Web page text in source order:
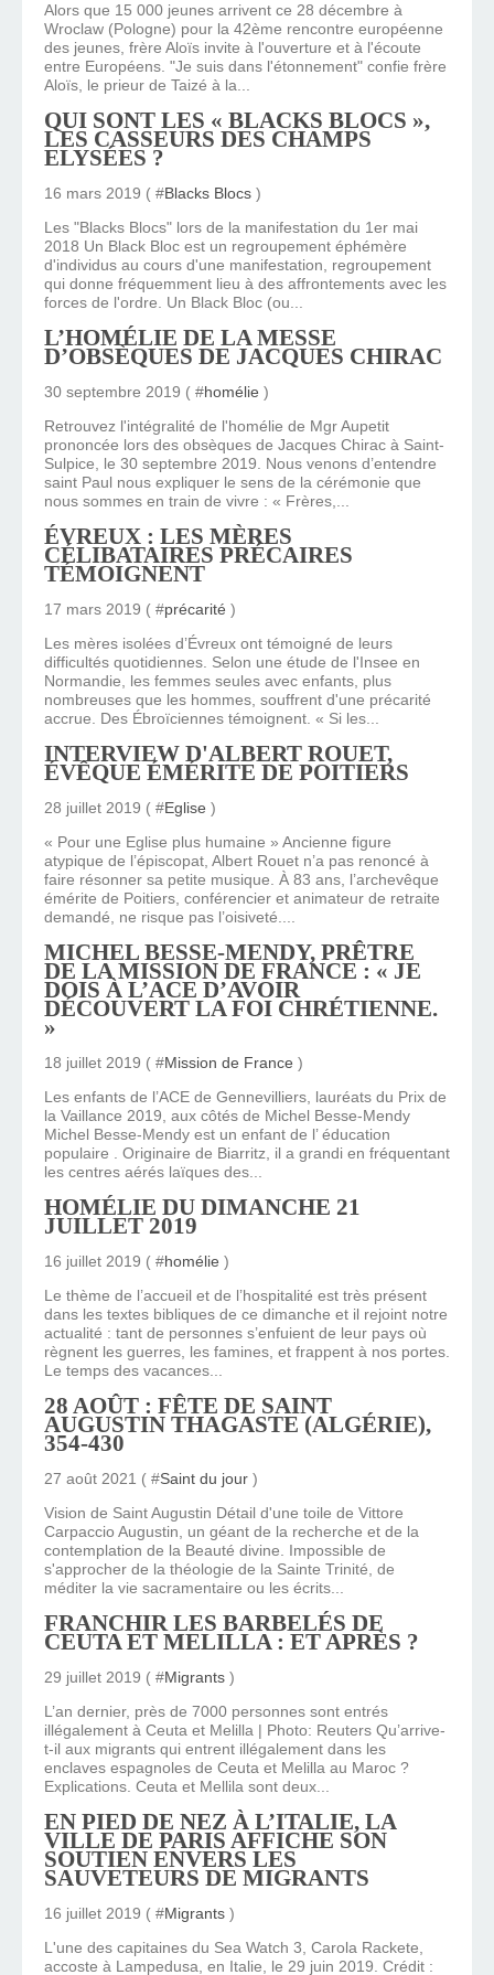
Alors que 15 000 jeunes arrivent ce 28 décembre à
Wroclaw (Pologne) pour la 42ème rencontre européenne
des jeunes, frère Aloïs invite à l'ouverture et à l'écoute
entre Européens. "Je suis dans l'étonnement" confie frère
Aloïs, le prieur de Taizé à la...
QUI SONT LES « BLACKS BLOCS »,
LES CASSEURS DES CHAMPS
ELYSÉES ?
16 mars 2019 ( #Blacks Blocs )
Les "Blacks Blocs" lors de la manifestation du 1er mai
2018 Un Black Bloc est un regroupement éphémère
d'individus au cours d'une manifestation, regroupement
qui donne fréquemment lieu à des affrontements avec les
forces de l'ordre. Un Black Bloc (ou...
L’HOMÉLIE DE LA MESSE
D’OBSÈQUES DE JACQUES CHIRAC
30 septembre 2019 ( #homélie )
Retrouvez l'intégralité de l'homélie de Mgr Aupetit
prononcée lors des obsèques de Jacques Chirac à Saint-
Sulpice, le 30 septembre 2019. Nous venons d’entendre
saint Paul nous expliquer le sens de la cérémonie que
nous sommes en train de vivre : « Frères,...
ÉVREUX : LES MÈRES
CÉLIBATAIRES PRÉCAIRES
TÉMOIGNENT
17 mars 2019 ( #précarité )
Les mères isolées d’Évreux ont témoigné de leurs
difficultés quotidiennes. Selon une étude de l'Insee en
Normandie, les femmes seules avec enfants, plus
nombreuses que les hommes, souffrent d'une précarité
accrue. Des Ébroïciennes témoignent. « Si les...
INTERVIEW D'ALBERT ROUET,
ÉVÊQUE ÉMÉRITE DE POITIERS
28 juillet 2019 ( #Eglise )
« Pour une Eglise plus humaine » Ancienne figure
atypique de l’épiscopat, Albert Rouet n’a pas renoncé à
faire résonner sa petite musique. À 83 ans, l’archevêque
émérite de Poitiers, conférencier et animateur de retraite
demandé, ne risque pas l’oisiveté....
MICHEL BESSE-MENDY, PRÊTRE
DE LA MISSION DE FRANCE : « JE
DOIS À L’ACE D’AVOIR
DÉCOUVERT LA FOI CHRÉTIENNE.
»
18 juillet 2019 ( #Mission de France )
Les enfants de l’ACE de Gennevilliers, lauréats du Prix de
la Vaillance 2019, aux côtés de Michel Besse-Mendy
Michel Besse-Mendy est un enfant de l’ éducation
populaire . Originaire de Biarritz, il a grandi en fréquentant
les centres aérés laïques des...
HOMÉLIE DU DIMANCHE 21
JUILLET 2019
16 juillet 2019 ( #homélie )
Le thème de l’accueil et de l’hospitalité est très présent
dans les textes bibliques de ce dimanche et il rejoint notre
actualité : tant de personnes s’enfuient de leur pays où
règnent les guerres, les famines, et frappent à nos portes.
Le temps des vacances...
28 AOÛT : FÊTE DE SAINT
AUGUSTIN THAGASTE (ALGÉRIE),
354-430
27 août 2021 ( #Saint du jour )
Vision de Saint Augustin Détail d'une toile de Vittore
Carpaccio Augustin, un géant de la recherche et de la
contemplation de la Beauté divine. Impossible de
s'approcher de la théologie de la Sainte Trinité, de
méditer la vie sacramentaire ou les écrits...
FRANCHIR LES BARBELÉS DE
CEUTA ET MELILLA : ET APRÈS ?
29 juillet 2019 ( #Migrants )
L’an dernier, près de 7000 personnes sont entrés
illégalement à Ceuta et Melilla | Photo: Reuters Qu’arrive-
t-il aux migrants qui entrent illégalement dans les
enclaves espagnoles de Ceuta et Melilla au Maroc ?
Explications. Ceuta et Mellila sont deux...
EN PIED DE NEZ À L’ITALIE, LA
VILLE DE PARIS AFFICHE SON
SOUTIEN ENVERS LES
SAUVETEURS DE MIGRANTS
16 juillet 2019 ( #Migrants )
L'une des capitaines du Sea Watch 3, Carola Rackete,
accoste à Lampedusa, en Italie, le 29 juin 2019. Crédit :